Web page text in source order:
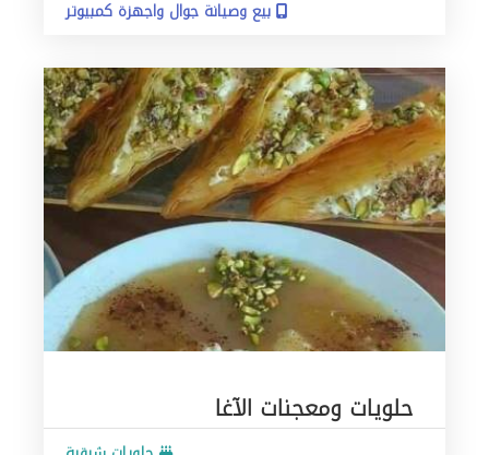
بيع وصيانة جوال واجهزة كمبيوتر
حلويات ومعجنات الآغا